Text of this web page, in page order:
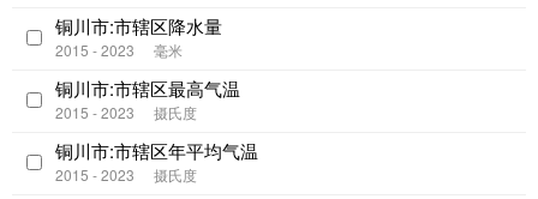
铜川市:市辖区降水量
2015 - 2023 毫米
铜川市:市辖区最高气温
2015 - 2023 摄氏度
铜川市:市辖区年平均气温
2015 - 2023 摄氏度